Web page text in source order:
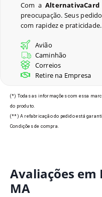
Com aAlternativaCard
preocupação. Seus
com rapidez e
Avião
Caminhão
Correios
Retire na Empresa
(*) Todas as informações com essa
do produto.
(**) A refabricação do pedido está
Condições de compra.
Avaliações em
MA